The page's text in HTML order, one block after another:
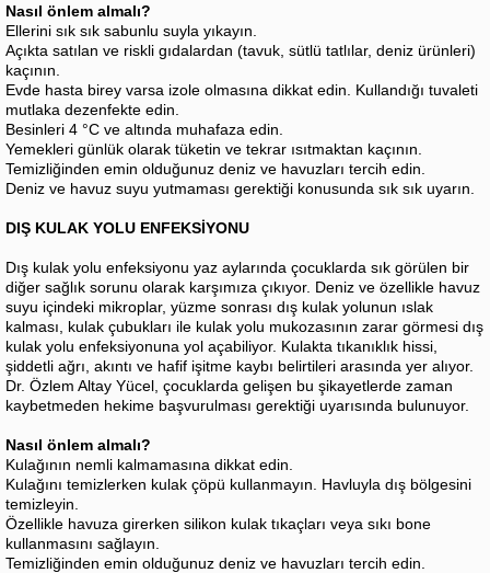
Nasıl önlem almalı?
Ellerini sık sık sabunlu suyla yıkayın.
Açıkta satılan ve riskli gıdalardan (tavuk, sütlü tatlılar, deniz ürünleri)
kaçının.
Evde hasta birey varsa izole olmasına dikkat edin. Kullandığı tuvaleti
mutlaka dezenfekte edin.
Besinleri 4 °C ve altında muhafaza edin.
Yemekleri günlük olarak tüketin ve tekrar ısıtmaktan kaçının.
Temizliğinden emin olduğunuz deniz ve havuzları tercih edin.
Deniz ve havuz suyu yutmaması gerektiği konusunda sık sık uyarın.
DIŞ KULAK YOLU ENFEKSİYONU
Dış kulak yolu enfeksiyonu yaz aylarında çocuklarda sık görülen bir
diğer sağlık sorunu olarak karşımıza çıkıyor. Deniz ve özellikle havuz
suyu içindeki mikroplar, yüzme sonrası dış kulak yolunun ıslak
kalması, kulak çubukları ile kulak yolu mukozasının zarar görmesi dış
kulak yolu enfeksiyonuna yol açabiliyor. Kulakta tıkanıklık hissi,
şiddetli ağrı, akıntı ve hafif işitme kaybı belirtileri arasında yer alıyor.
Dr. Özlem Altay Yücel, çocuklarda gelişen bu şikayetlerde zaman
kaybetmeden hekime başvurulması gerektiği uyarısında bulunuyor.
Nasıl önlem almalı?
Kulağının nemli kalmamasına dikkat edin.
Kulağını temizlerken kulak çöpü kullanmayın. Havluyla dış bölgesini
temizleyin.
Özellikle havuza girerken silikon kulak tıkaçları veya sıkı bone
kullanmasını sağlayın.
Temizliğinden emin olduğunuz deniz ve havuzları tercih edin.